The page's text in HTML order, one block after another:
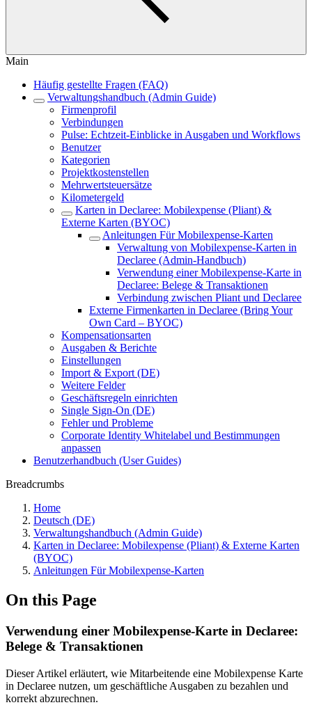
Main
Häufig gestellte Fragen (FAQ)
Verwaltungshandbuch (Admin Guide)
Firmenprofil
Verbindungen
Pulse: Echtzeit-Einblicke in Ausgaben und Workflows
Benutzer
Kategorien
Projektkostenstellen
Mehrwertsteuersätze
Kilometergeld
Karten in Declaree: Mobilexpense (Pliant) &
Externe Karten (BYOC)
Anleitungen Für Mobilexpense-Karten
Verwaltung von Mobilexpense-Karten in
Declaree (Admin-Handbuch)
Verwendung einer Mobilexpense-Karte in
Declaree: Belege & Transaktionen
Verbindung zwischen Pliant und Declaree
Externe Firmenkarten in Declaree (Bring Your
Own Card – BYOC)
Kompensationsarten
Ausgaben & Berichte
Einstellungen
Import & Export (DE)
Weitere Felder
Geschäftsregeln einrichten
Single Sign-On (DE)
Fehler und Probleme
Corporate Identity Whitelabel und Bestimmungen
anpassen
Benutzerhandbuch (User Guides)
Breadcrumbs
Home
Deutsch (DE)
Verwaltungshandbuch (Admin Guide)
Karten in Declaree: Mobilexpense (Pliant) & Externe Karten
(BYOC)
Anleitungen Für Mobilexpense-Karten
On this Page
Verwendung einer Mobilexpense-Karte in Declaree:
Belege & Transaktionen
Dieser Artikel erläutert, wie Mitarbeitende eine Mobilexpense Karte
in Declaree nutzen, um geschäftliche Ausgaben zu bezahlen und
korrekt abzurechnen.